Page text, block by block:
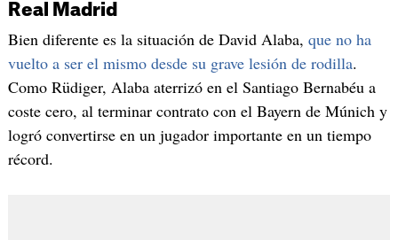
Real Madrid
Bien diferente es la situación de David Alaba, que no ha
vuelto a ser el mismo desde su grave lesión de rodilla.
Como Rüdiger, Alaba aterrizó en el Santiago Bernabéu a
coste cero, al terminar contrato con el Bayern de Múnich y
logró convertirse en un jugador importante en un tiempo
récord.